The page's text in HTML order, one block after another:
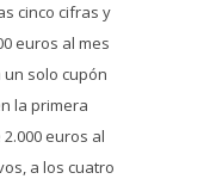
cinco cifras y
euros al mes
solo cupón
la primera
euros al
a los cuatro